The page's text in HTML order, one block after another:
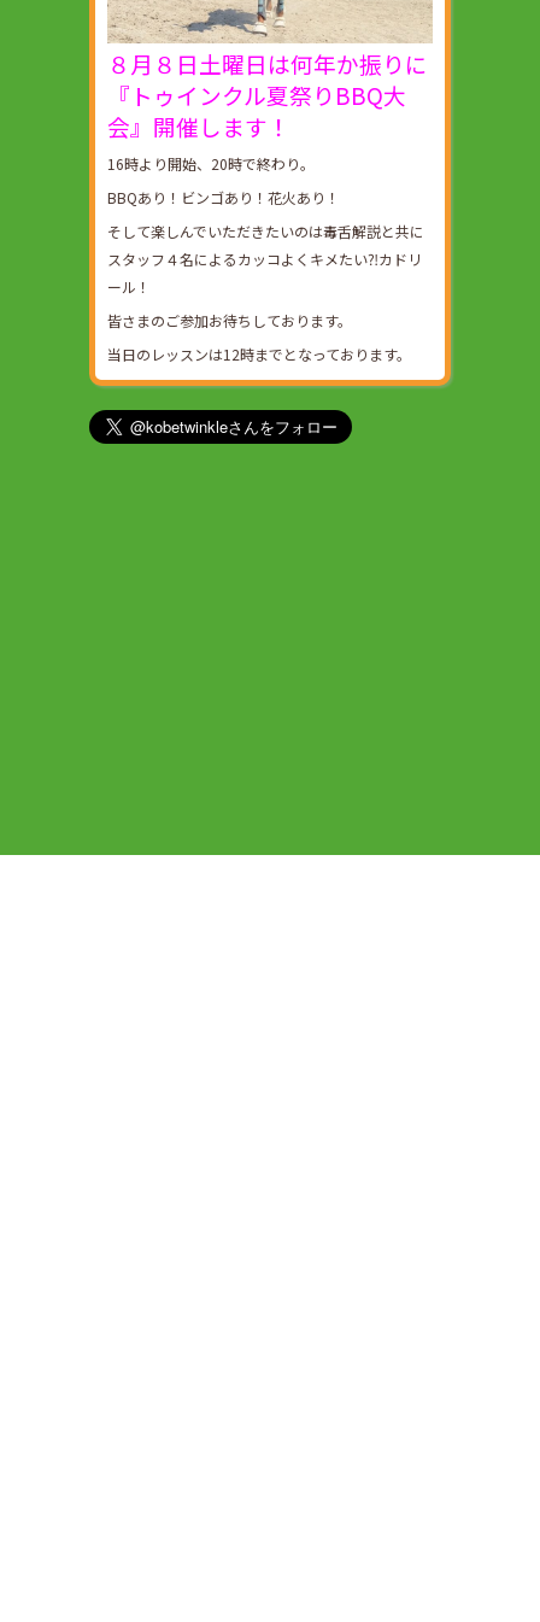
８月８日土曜日は何年か振りに
『トゥインクル夏祭りBBQ大
会』開催します！
16時より開始、20時で終わり。
BBQあり！ビンゴあり！花火あり！
そして楽しんでいただきたいのは毒舌解説と共に
スタッフ４名によるカッコよくキメたい⁈カドリ
ール！
皆さまのご参加お待ちしております。
当日のレッスンは12時までとなっております。